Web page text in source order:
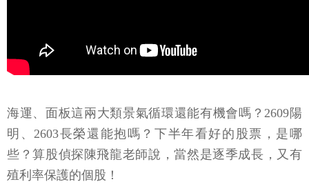
海運、面板這兩大類景氣循環還能有機會嗎？2609陽
明、2603長榮還能抱嗎？下半年看好的股票，是哪
些？算股偵探陳飛龍老師說，當然是逐季成長，又有
殖利率保護的個股！